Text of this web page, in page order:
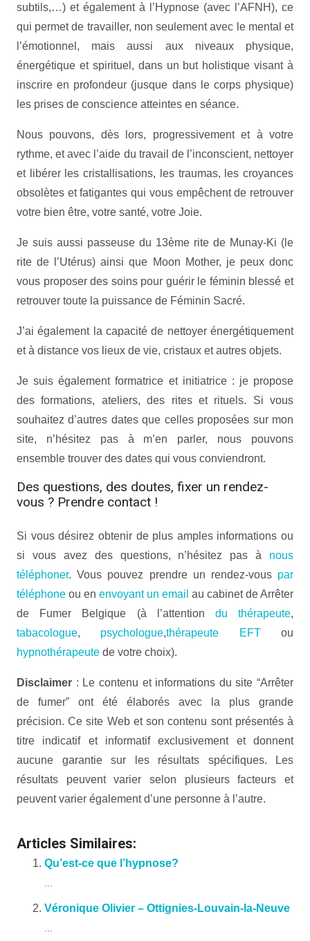
subtils,…) et également à l’Hypnose (avec l’AFNH), ce
qui permet de travailler, non seulement avec le mental et
l’émotionnel, mais aussi aux niveaux physique,
énergétique et spirituel, dans un but holistique visant à
inscrire en profondeur (jusque dans le corps physique)
les prises de conscience atteintes en séance.
Nous pouvons, dès lors, progressivement et à votre
rythme, et avec l’aide du travail de l’inconscient, nettoyer
et libérer les cristallisations, les traumas, les croyances
obsolètes et fatigantes qui vous empêchent de retrouver
votre bien être, votre santé, votre Joie.
Je suis aussi passeuse du 13ème rite de Munay-Ki (le
rite de l’Utérus) ainsi que Moon Mother, je peux donc
vous proposer des soins pour guérir le féminin blessé et
retrouver toute la puissance de Féminin Sacré.
J’ai également la capacité de nettoyer énergétiquement
et à distance vos lieux de vie, cristaux et autres objets.
Je suis également formatrice et initiatrice : je propose
des formations, ateliers, des rites et rituels. Si vous
souhaitez d’autres dates que celles proposées sur mon
site, n’hésitez pas à m’en parler, nous pouvons
ensemble trouver des dates qui vous conviendront.
Des questions, des doutes, fixer un rendez-
vous ? Prendre contact !
Si vous désirez obtenir de plus amples informations ou
si vous avez des questions, n’hésitez pas à nous
téléphoner. Vous pouvez prendre un rendez-vous par
téléphone ou en envoyant un email au cabinet de Arrêter
de Fumer Belgique (à l’attention du thérapeute,
tabacologue, psychologue,thérapeute EFTou
hypnothérapeute de votre choix).
Disclaimer : Le contenu et informations du site “Arrêter
de fumer” ont été élaborés avec la plus grande
précision. Ce site Web et son contenu sont présentés à
titre indicatif et informatif exclusivement et donnent
aucune garantie sur les résultats spécifiques. Les
résultats peuvent varier selon plusieurs facteurs et
peuvent varier également d’une personne à l’autre.
Articles Similaires:
Qu’est-ce que l’hypnose?
Véronique Olivier – Ottignies-Louvain-la-Neuve